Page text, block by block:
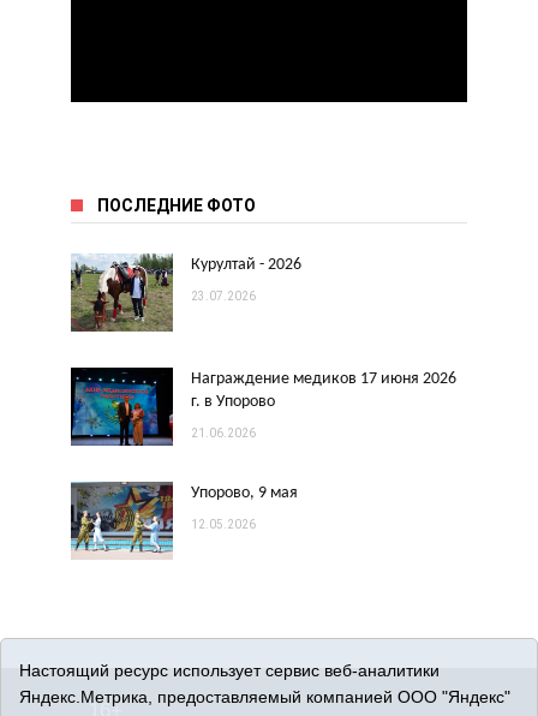
ПОСЛЕДНИЕ ФОТО
Курултай - 2026
23.07.2026
Награждение медиков 17 июня 2026
г. в Упорово
21.06.2026
Упорово, 9 мая
12.05.2026
16+
Настоящий ресурс использует сервис веб-аналитики
Яндекс.Метрика, предоставляемый компанией ООО "Яндекс"